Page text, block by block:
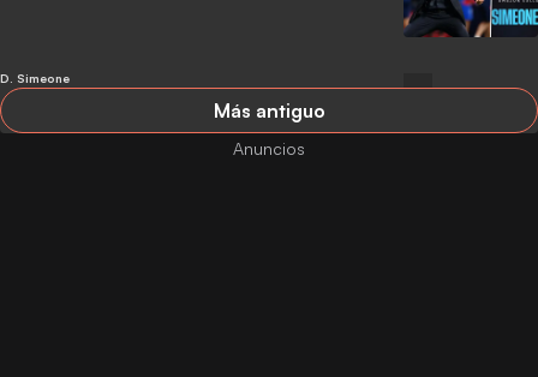
D. Simeone
Más antiguo